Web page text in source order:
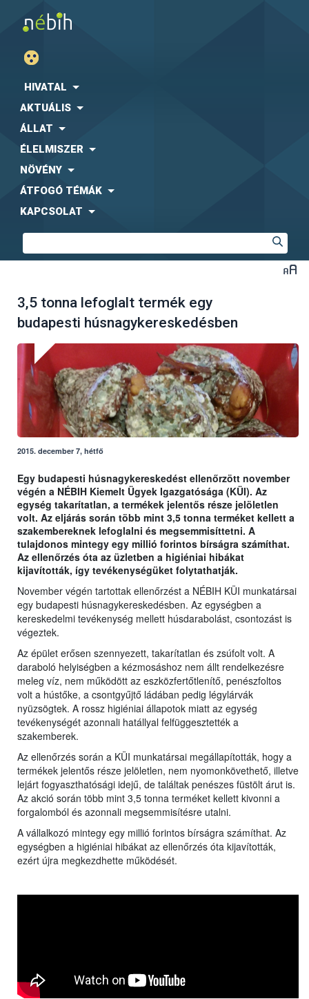
HIVATAL
AKTUÁLIS
ÁLLAT
ÉLELMISZER
NÖVÉNY
ÁTFOGÓ TÉMÁK
KAPCSOLAT
3,5 tonna lefoglalt termék egy
budapesti húsnagykereskedésben
2015. december 7, hétfő
Egy budapesti húsnagykereskedést ellenőrzött november
végén a NÉBIH Kiemelt Ügyek Igazgatósága (KÜI). Az
egység takarítatlan, a termékek jelentős része jelöletlen
volt. Az eljárás során több mint 3,5 tonna terméket kellett a
szakembereknek lefoglalni és megsemmisíttetni. A
tulajdonos mintegy egy millió forintos bírságra számíthat.
Az ellenőrzés óta az üzletben a higiéniai hibákat
kijavították, így tevékenységüket folytathatják.
November végén tartottak ellenőrzést a NÉBIH KÜI munkatársai
egy budapesti húsnagykereskedésben. Az egységben a
kereskedelmi tevékenység mellett húsdarabolást, csontozást is
végeztek.
Az épület erősen szennyezett, takarítatlan és zsúfolt volt. A
daraboló helyiségben a kézmosáshoz nem állt rendelkezésre
meleg víz, nem működött az eszközfertőtlenítő, penészfoltos
volt a hústőke, a csontgyűjtő ládában pedig légylárvák
nyüzsögtek. A rossz higiéniai állapotok miatt az egység
tevékenységét azonnali hatállyal felfüggesztették a
szakemberek.
Az ellenőrzés során a KÜI munkatársai megállapították, hogy a
termékek jelentős része jelöletlen, nem nyomonkövethető, illetve
lejárt fogyaszthatósági idejű, de találtak penészes füstölt árut is.
Az akció során több mint 3,5 tonna terméket kellett kivonni a
forgalomból és azonnali megsemmisítésre utalni.
A vállalkozó mintegy egy millió forintos bírságra számíthat. Az
egységben a higiéniai hibákat az ellenőrzés óta kijavították,
ezért újra megkezdhette működését.